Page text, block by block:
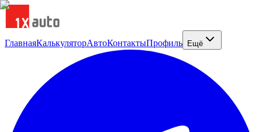
ГлавнаяКалькуляторАвтоКонтактыПрофиль Ещё